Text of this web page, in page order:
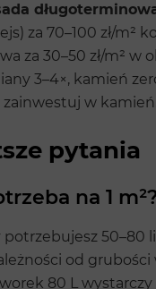
za 70–100 zł/m²
za 30–50 zł/m² w
3–4×, kamień
zainwestuj w
pytania
na 1
potrzebujesz 50–80
od grubości
80 L wystarczy